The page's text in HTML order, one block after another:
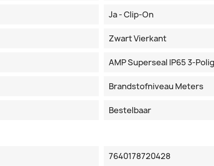
Ja - Clip-On
Zwart Vierkant
AMP Superseal IP65 3-Polig
Brandstofniveau Meters
Bestelbaar
7640178720428